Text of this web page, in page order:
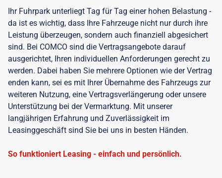
Ihr Fuhrpark unterliegt Tag für Tag einer hohen Belastung -
da ist es wichtig, dass Ihre Fahrzeuge nicht nur durch ihre
Leistung überzeugen, sondern auch finanziell abgesichert
sind. Bei COMCO sind die Vertragsangebote darauf
ausgerichtet, Ihren individuellen Anforderungen gerecht zu
werden. Dabei haben Sie mehrere Optionen wie der Vertrag
enden kann, sei es mit Ihrer Übernahme des Fahrzeugs zur
weiteren Nutzung, eine Vertragsverlängerung oder unsere
Unterstützung bei der Vermarktung. Mit unserer
langjährigen Erfahrung und Zuverlässigkeit im
Leasinggeschäft sind Sie bei uns in besten Händen.
So funktioniert Leasing - einfach und persönlich.